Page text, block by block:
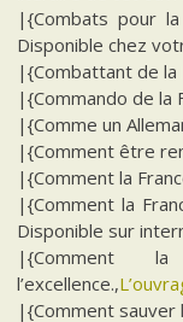
|{Combats pour la
Disponible chez
|{Combattant de la
|{Commando de la
|{Comme un
|{Comment être
|{Comment la
|{Comment la
Disponible sur
|{Comment
l’excellence.,
|{Comment sauver